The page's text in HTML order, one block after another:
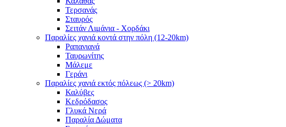
Τερσανάς
Σταυρός
Σειτάν Λιμάνια - Χορδάκι
Παραλίες χανιά κοντά στην πόλη (12-20km)
Ραπανιανά
Ταυρωνίτης
Μάλεμε
Γεράνι
Παραλίες χανιά εκτός πόλεως (> 20km)
Καλύβες
Κεδρόδασος
Γλυκά Νερά
Παραλία Δώματα